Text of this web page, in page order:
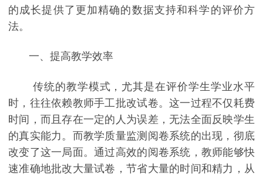
的成长提供了更加精确的数据支持和科学的评价方
法。
一、提高教学效率
传统的教学模式，尤其是在评价学生学业水平
时，往往依赖教师手工批改试卷。这一过程不仅耗费
时间，而且存在一定的人为误差，无法全面反映学生
的真实能力。而教学质量监测阅卷系统的出现，彻底
改变了这一局面。通过高效的阅卷系统，教师能够快
速准确地批改大量试卷，节省大量的时间和精力，从